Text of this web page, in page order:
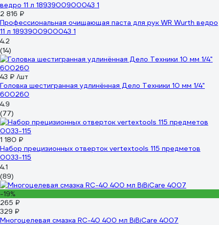
2 816 ₽
Профессиональная очищающая паста для рук WR Wurth ведро
11 л 1893900900043 1
4.2
(14)
43 ₽ /шт
Головка шестигранная удлинённая Дело Техники 10 мм 1/4"
600260
4.9
(77)
1 180 ₽
Набор прецизионных отверток vertextools 115 предметов
0033-115
4.1
(89)
-19%
265 ₽
329 ₽
Многоцелевая смазка RC-40 400 мл BiBiCare 4007